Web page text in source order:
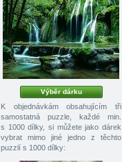
Výběr dárku
K objednávkám obsahujícím tři
samostatná puzzle, každé min.
s 1000 dílky, si můžete jako dárek
vybrat mimo jiné jedno z těchto
puzzlí s 1000 dílky: